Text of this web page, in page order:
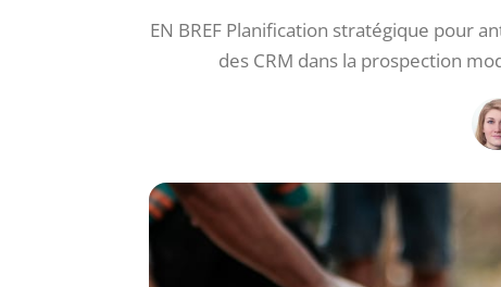
EN BREF Planification stratégique pour
des CRM dans la prospection